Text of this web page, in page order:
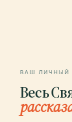
ВАШ ЛИЧНЫЙ
Весь